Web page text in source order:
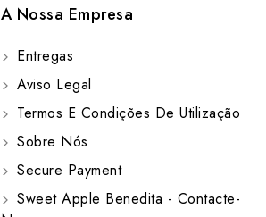
A Nossa Empresa
Entregas
Aviso Legal
Termos E Condições De Utilização
Sobre Nós
Secure Payment
Sweet Apple Benedita - Contacte-